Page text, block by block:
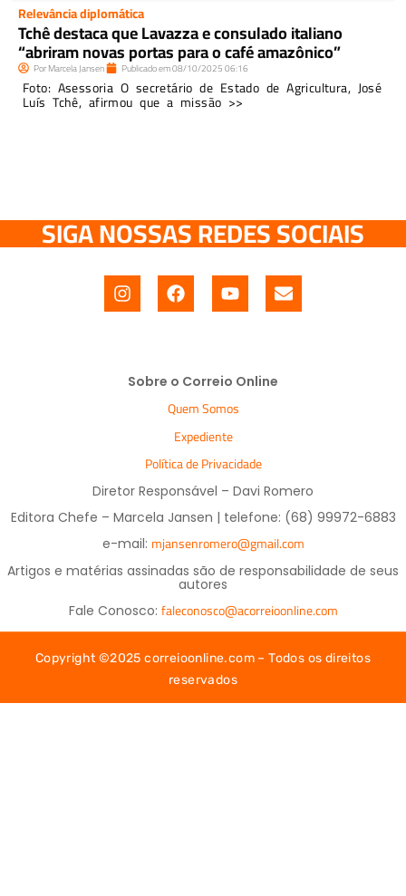
Relevância diplomática
Tchê destaca que Lavazza e consulado italiano
“abriram novas portas para o café amazônico”
PorMarcela Jansen Publicado em08/10/202506:16
Foto: Asessoria O secretário de Estado de Agricultura, José
Luís Tchê, afirmou que a missão >>
SIGA NOSSAS REDES SOCIAIS
Sobre o Correio Online
Quem Somos
Expediente
Política de Privacidade
Diretor Responsável – Davi Romero
Editora Chefe – Marcela Jansen | telefone: (68) 99972-6883
e-mail: mjansenromero@gmail.com
Artigos e matérias assinadas são de responsabilidade de seus
autores
Fale Conosco: faleconosco@acorreioonline.com
Copyright ©2025 correioonline.com – Todos os direitos
reservados